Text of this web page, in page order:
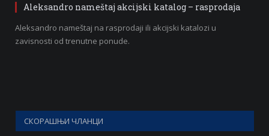
Aleksandro nameštaj akcijski katalog – rasprodaja
Aleksandro nameštaj na rasprodaji ili akcijski katalozi u
zavisnosti od trenutne ponude.
СКОРАШЊИ ЧЛАНЦИ